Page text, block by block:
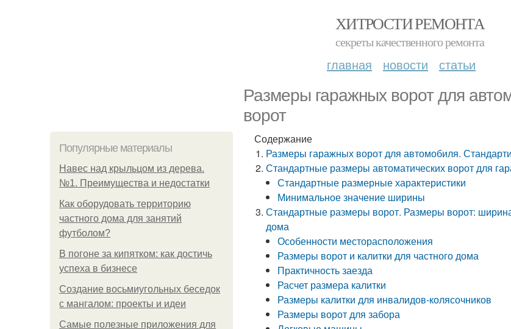
ХИТРОСТИ РЕМОНТА
секреты качественного ремонта
главная новости статьи
Размеры гаражных ворот для
ворот
Популярные материалы
Навес над крыльцом из дерева.
№1. Преимущества и недостатки
Как оборудовать территорию
частного дома для занятий
футболом?
В погоне за кипятком: как достичь
успеха в бизнесе
Создание восьмиугольных беседок
с мангалом: проекты и идеи
Самые полезные приложения для
Содержание
Размеры гаражных ворот для автомобиля.
Стандартные размеры автоматических ворот для
Стандартные размерные характеристики
Минимальное значение ширины
Стандартные размеры ворот. Размеры ворот:
дома
Особенности месторасположения
Размеры ворот и калитки для частного дома
Практичность заезда
Расчет размера калитки
Размеры калитки для инвалидов-колясочников
Размеры ворот для забора